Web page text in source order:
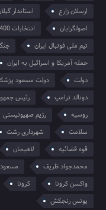
ارسلان زارع
استاندار
اصولگرایان
انتخابات 1400
تیم ملی فوتبال ایران
حمله آمریکا و اسرائیل به ایران
دولت
دولت مسعود
دونالد ترامپ
رئیس
روسیه
رژیم صهیونیستی
سلامت
شهرداری رشت
قوه قضائیه
لاهیجان
محمدجواد ظریف
واکسن کرونا
کرونا
یونس رنجکش